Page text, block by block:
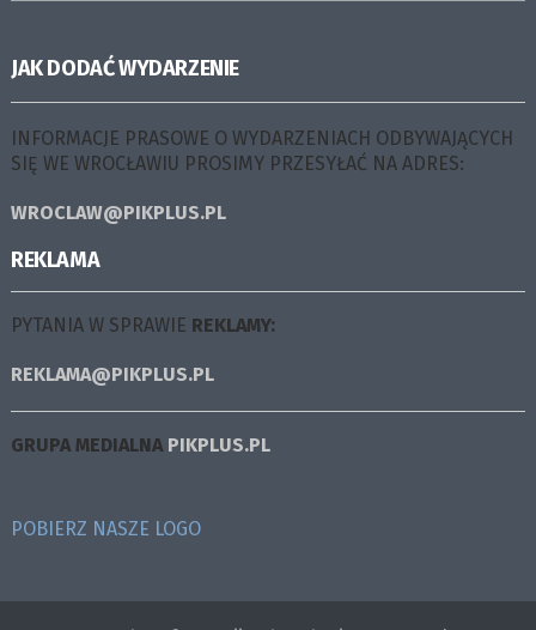
JAK DODAĆ WYDARZENIE
INFORMACJE PRASOWE O WYDARZENIACH ODBYWAJĄCYCH
SIĘ WE WROCŁAWIU PROSIMY PRZESYŁAĆ NA ADRES:
WROCLAW@PIKPLUS.PL
REKLAMA
PYTANIA W SPRAWIE REKLAMY:
REKLAMA@PIKPLUS.PL
GRUPA MEDIALNA PIKPLUS.PL
POBIERZ NASZE LOGO